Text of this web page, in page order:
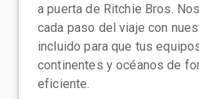
a puerta de Ritchie Bros.
cada paso del viaje con
incluido para que tus
continentes y océanos de
eficiente.